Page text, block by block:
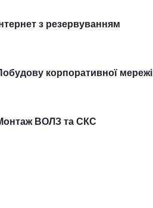
з резервуванням
корпоративної мережі
ВОЛЗ та СКС